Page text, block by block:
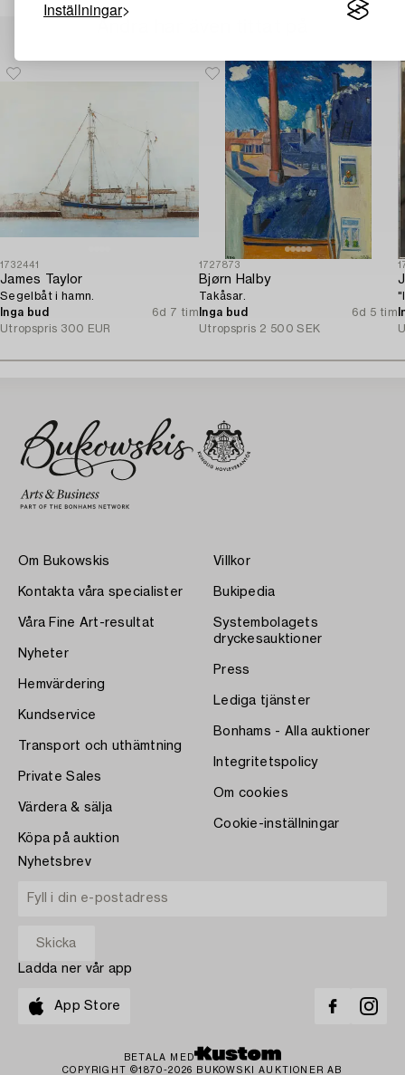
Inställningar
1732441
James Taylor
Segelbåt i hamn.
Inga bud
6d 7 tim
Utropspris 300 EUR
1727873
Bjørn Halby
Takåsar.
Inga bud
6d 5 tim
Utropspris 2 500 SEK
Om Bukowskis
Kontakta våra specialister
Våra Fine Art-resultat
Nyheter
Hemvärdering
Kundservice
Transport och uthämtning
Private Sales
Värdera & sälja
Köpa på auktion
Villkor
Bukipedia
Systembolagets
dryckesauktioner
Press
Lediga tjänster
Bonhams - Alla auktioner
Integritetspolicy
Om cookies
Cookie-inställningar
Nyhetsbrev
Ladda ner vår app
App Store
BETALA MED
COPYRIGHT ©1870-2026 BUKOWSKI AUKTIONER AB